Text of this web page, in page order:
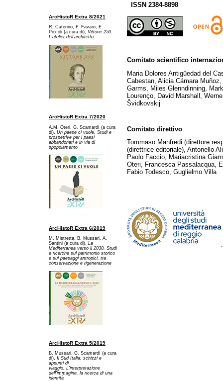
ArcHistoR Extra 8/2021
R. Caterino, F. Favaro, E.
Piccoli (a cura di), Vittone 250.
L'atelier dell'architetto
ArcHistoR Extra 7/2020
A.M. Oteri, G. Scamardì (a cura
di), Un paese ci vuole. Studi e
prospettive per i paesi
abbandonati e in via di
spopolamento
ArcHistoR Extra 6/2019
M. Mistretta, B. Mussari, A.
Santini (a cura di), La
Mediterranea verso il 2030. Studi
e ricerche sul patrimonio storico
e sui paesaggi antropici, tra
conservazione e rigenerazione
ArcHistoR Extra 5/2019
B. Mussari, G. Scamardì (a cura
di), Il Sud Italia: schizzi e
appunti di
viaggio. L'interpretazione
dell'immagine, la ricerca di una
identità
ISSN 2384-8898
Comitato scientifico
Maria Dolores Antigüedad del
Cabestan, Alicia Cámara
Garms, Miles Glenndinning,
Lourenço, David Marshall,
Švidkovskij
Comitato direttivo
Tommaso Manfredi (direttore
(direttrice editoriale), Antonello
Paolo Faccio, Mariacristina
Oteri, Francesca Passalacqua,
Fabio Todesco, Guglielmo Villa